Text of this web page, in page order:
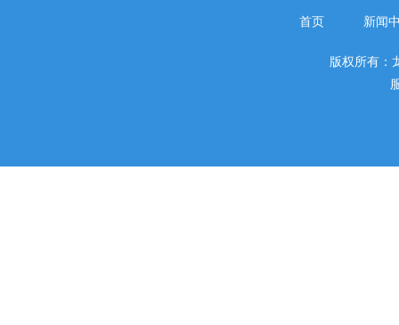
首页 新闻
版权所有：